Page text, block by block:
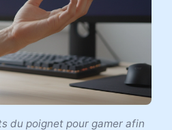
du poignet pour gamer afin